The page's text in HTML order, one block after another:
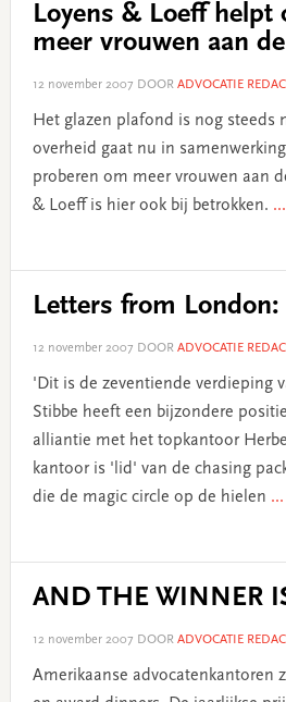
Loyens & Loeff helpt
meer vrouwen aan
12 november 2007 DOOR ADVOCATIE
Het glazen plafond is nog steeds
overheid gaat nu in
proberen om meer vrouwen aan
& Loeff is hier ook bij betrokken.
Letters from London:
12 november 2007 DOOR ADVOCATIE
'Dit is de zeventiende verdieping
Stibbe heeft een bijzondere
alliantie met het topkantoor
kantoor is 'lid' van de chasing
die de magic circle op de hielen
AND THE WINNER
12 november 2007 DOOR ADVOCATIE
Amerikaanse advocatenkantoren